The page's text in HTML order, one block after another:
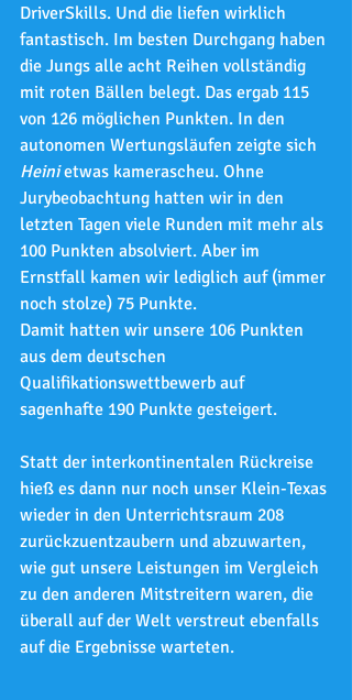
DriverSkills. Und die liefen wirklich
fantastisch. Im besten Durchgang haben
die Jungs alle acht Reihen vollständig
mit roten Bällen belegt. Das ergab 115
von 126 möglichen Punkten. In den
autonomen Wertungsläufen zeigte sich
Heini etwas kamerascheu. Ohne
Jurybeobachtung hatten wir in den
letzten Tagen viele Runden mit mehr als
100 Punkten absolviert. Aber im
Ernstfall kamen wir lediglich auf (immer
noch stolze) 75 Punkte.
Damit hatten wir unsere 106 Punkten
aus dem deutschen
Qualifikationswettbewerb auf
sagenhafte 190 Punkte gesteigert.
Statt der interkontinentalen Rückreise
hieß es dann nur noch unser Klein-Texas
wieder in den Unterrichtsraum 208
zurückzuentzaubern und abzuwarten,
wie gut unsere Leistungen im Vergleich
zu den anderen Mitstreitern waren, die
überall auf der Welt verstreut ebenfalls
auf die Ergebnisse warteten.